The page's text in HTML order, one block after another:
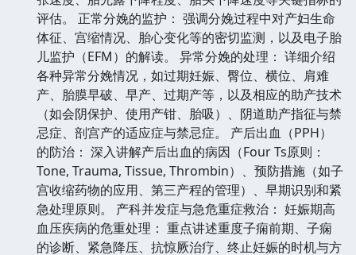
评估。 正常分娩的监护： 强调分娩过程中对产妇生命
体征、宫缩情况、胎心变化等的密切监测，以及电子胎
儿监护（EFM）的解读。 异常分娩的处理： 详细介绍
各种异常分娩情况，如过期妊娠、臀位、横位、肩难
产、胎膜早破、早产、过期产等，以及相应的助产技术
（如会阴保护、使用产钳、胎吸）、阴道助产指征与禁
忌症、剖宫产的适应症与禁忌症。 产后出血（PPH）
的防治： 深入讲解产后出血的病因（Four Ts原则：
Tone, Trauma, Tissue, Thrombin）、预防措施（如子
宫收缩药物的应用、第三产程的管理）、早期识别和紧
急处理原则。 产科并发症与急危重症救治： 妊娠期高
血压疾病的危重处理： 重点讲述重度子痫前期、子痫
的诊断、紧急降压、抗惊厥治疗、终止妊娠的时机与方